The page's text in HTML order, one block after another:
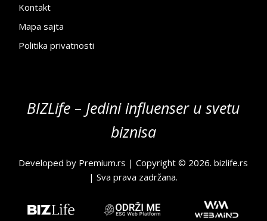
Kontakt
Mapa sajta
Politika privatnosti
BIZLife – Jedini influenser u svetu
biznisa
Developed by Premium.rs | Copyright © 2026.bizlife.rs
| Sva prava zadržana.